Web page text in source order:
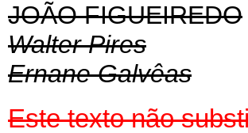
JOÃO FIGUEIREDO
Walter Pires
Ernane Galvêas
Este texto não